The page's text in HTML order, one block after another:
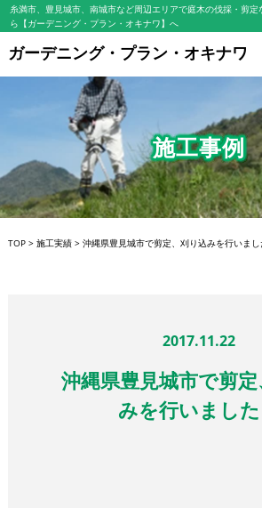
糸満市、豊見城市、南城市など周辺エリアで庭木の伐採・剪定
ら【ガーデニング・プラン・オキナワ】へ
ガーデニング・プラン・オキナワ
施工事例
TOP> 施工実績> 沖縄県豊見城市で剪定、刈り込みを行いまし
2017.11.22
沖縄県豊見城市で剪
みを行いました